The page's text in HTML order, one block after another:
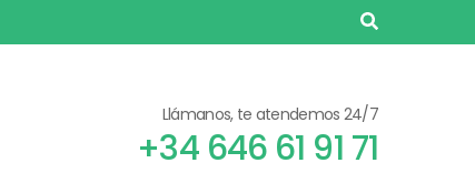
Llámanos, te atendemos 24/7
+34 646 61 91 71